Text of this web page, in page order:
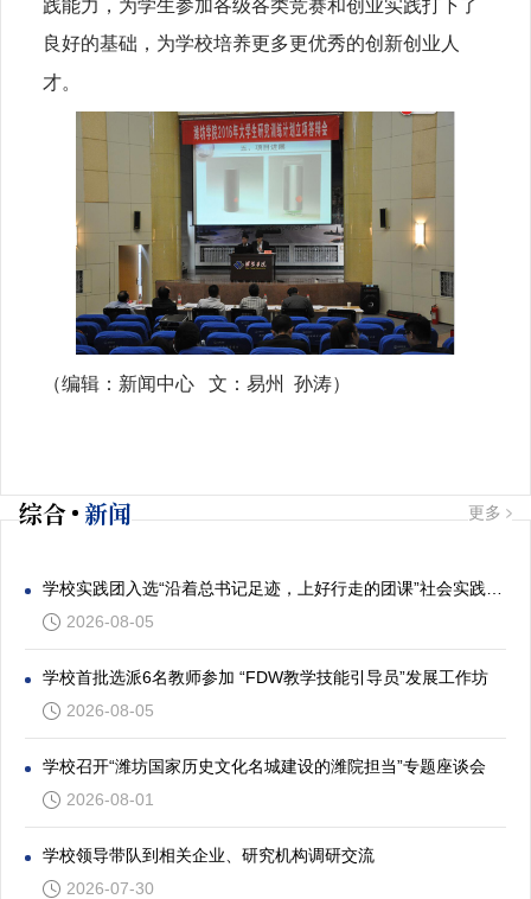
践能力，为学生参加各级各类竞赛和创业实践打下了
良好的基础，为学校培养更多更优秀的创新创业人
才。
（编辑：新闻中心 文： 易州 孙涛）
综合 新闻 更多
2026-08-05
学校首批选派6名教师参加 “FDW教学技能引导员”发展工作坊
2026-08-05
学校召开“潍坊国家历史文化名城建设的潍院担当”专题座谈会
2026-08-01
学校领导带队到相关企业、研究机构调研交流
2026-07-30